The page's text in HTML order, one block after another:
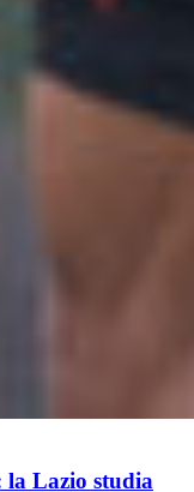
la Lazio studia